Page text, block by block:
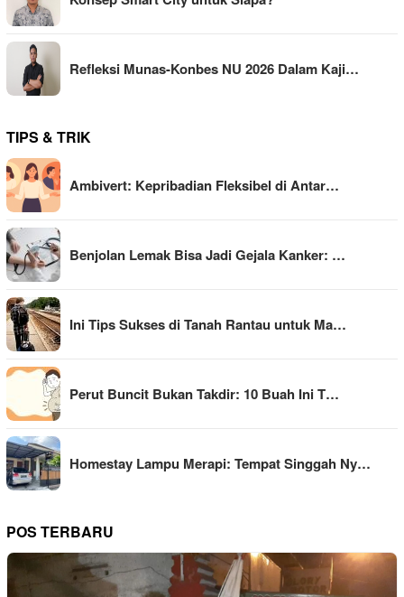
Refleksi Munas-Konbes NU 2026 Dalam Kaji…
TIPS & TRIK
Ambivert: Kepribadian Fleksibel di Antar…
Benjolan Lemak Bisa Jadi Gejala Kanker: …
Ini Tips Sukses di Tanah Rantau untuk Ma…
Perut Buncit Bukan Takdir: 10 Buah Ini T…
Homestay Lampu Merapi: Tempat Singgah Ny…
POS TERBARU